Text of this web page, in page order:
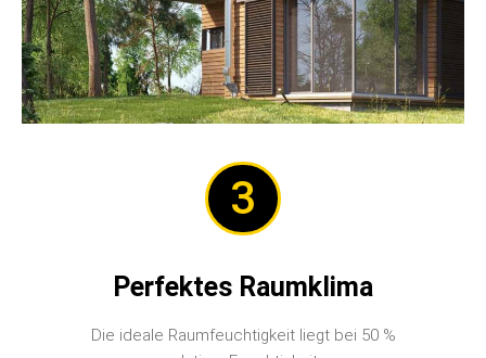
3
Perfektes Raumklima
Die ideale Raumfeuchtigkeit liegt bei 50 %